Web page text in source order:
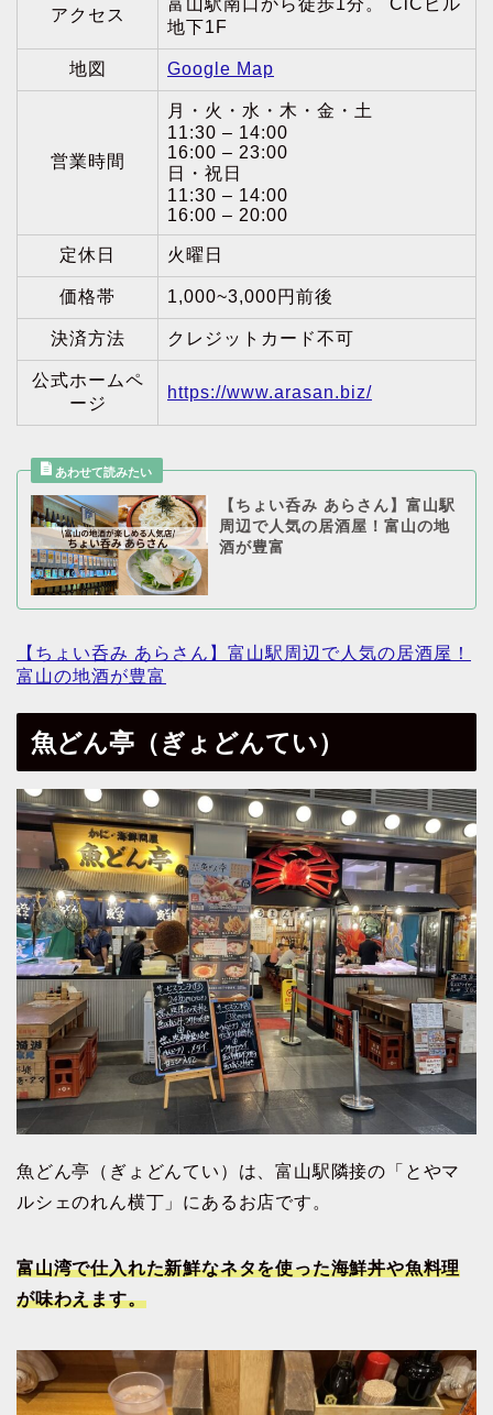
アクセス
富山駅南口から徒歩1分。 CiCビル
地下1F
地図 Google Map
営業時間
月・火・水・木・金・土
11:30 – 14:00
16:00 – 23:00
日・祝日
11:30 – 14:00
16:00 – 20:00
定休日 火曜日
価格帯 1,000~3,000円前後
決済方法 クレジットカード不可
公式ホームペ
ージ
https://www.arasan.biz/
【ちょい呑み あらさん】富山駅
周辺で人気の居酒屋！富山の地
酒が豊富
【ちょい呑み あらさん】富山駅周辺で人気の居酒屋！
富山の地酒が豊富
魚どん亭（ぎょどんてい）
魚どん亭（ぎょどんてい）は、富山駅隣接の「とやマ
ルシェのれん横丁」にあるお店です。
富山湾で仕入れた新鮮なネタを使った海鮮丼や魚料理
が味わえます。